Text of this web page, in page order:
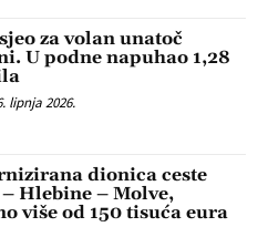
za volan unatoč
U podne napuhao 1,28
lipnja 2026.
dionica ceste
Hlebine – Molve,
više od 150 tisuća eura